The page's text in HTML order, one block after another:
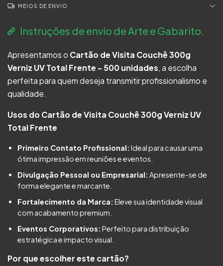
MEIOS DE ENVIO
Instruções de envio de Arte e Gabarito.
Apresentamos o Cartão de Visita Couchê 300g
Verniz UV Total Frente - 500 unidades, a escolha
perfeita para quem deseja transmitir profissionalismo e
qualidade.
Usos do Cartão de Visita Couchê 300g Verniz UV
Total Frente
Primeiro Contato Profissional: Ideal para causar uma
ótima impressão em reuniões e eventos.
Divulgação Pessoal ou Empresarial: Apresente-se de
forma elegante e marcante.
Fortalecimento da Marca: Eleve sua identidade visual
com acabamento premium.
Eventos Corporativos: Perfeito para distribuição
estratégica e impacto visual.
Por que escolher este cartão?